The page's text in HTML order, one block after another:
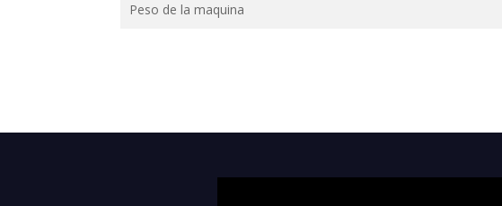
Peso de la maquina